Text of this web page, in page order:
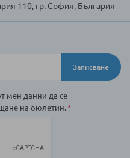
110, гр. София, България
Записване
мен данни да се
на бюлетин.